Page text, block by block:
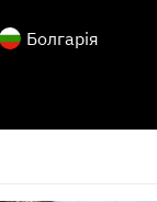
Болгарія